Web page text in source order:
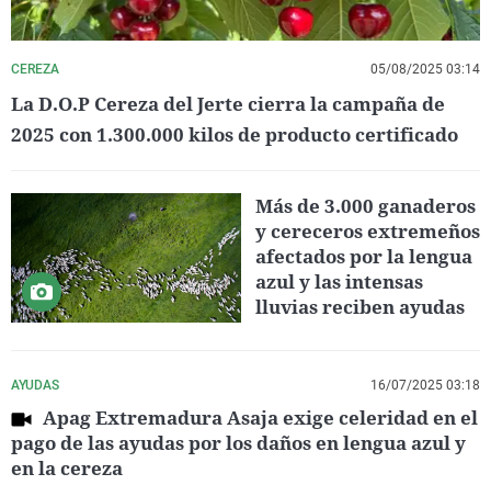
CEREZA 05/08/2025 03:14
La D.O.P Cereza del Jerte cierra la campaña de
2025 con 1.300.000 kilos de producto certificado
Más de 3.000 ganaderos
y cereceros extremeños
afectados por la lengua
azul y las intensas
lluvias reciben ayudas
AYUDAS 16/07/2025 03:18
Apag Extremadura Asaja exige celeridad en el
pago de las ayudas por los daños en lengua azul y
en la cereza